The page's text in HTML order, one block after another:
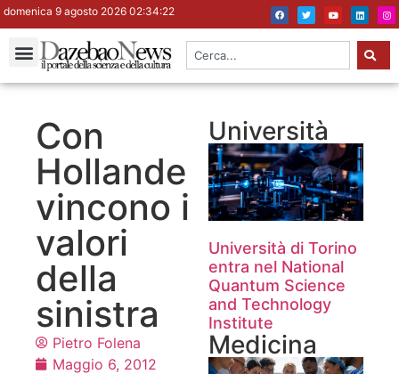
domenica 9 agosto 2026 02:34:23
Con
Hollande
vincono i
valori
della
sinistra
Pietro Folena
Maggio 6, 2012
Università
Università di Torino
entra nel National
Quantum Science
and Technology
Institute
Medicina